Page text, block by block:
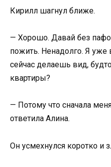
Кирилл шагнул ближе.
— Хорошо. Давай без
пожить. Ненадолго. Я уже
сейчас делаешь вид,
квартиры?
— Потому что сначала
ответила Алина.
Он усмехнулся коротко и